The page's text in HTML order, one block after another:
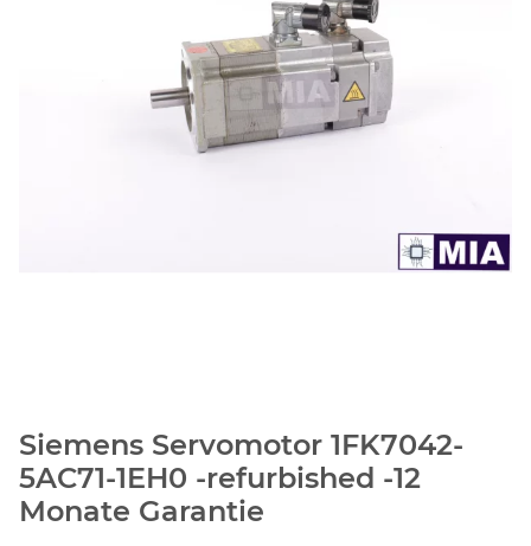
Siemens Servomotor 1FK7042-
5AC71-1EH0 -refurbished -12
Monate Garantie